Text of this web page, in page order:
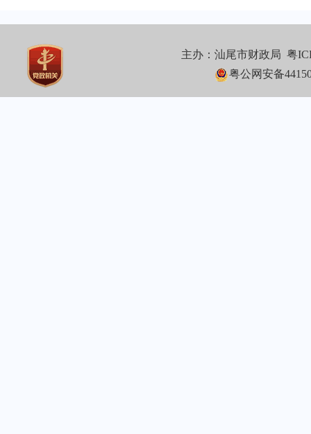
主办：汕尾市财政局粤
粤公网安备